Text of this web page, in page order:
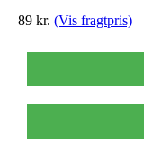
89 kr. (Vis fragtpris)